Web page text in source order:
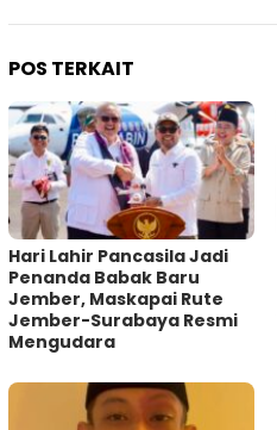
POS TERKAIT
Hari Lahir Pancasila Jadi
Penanda Babak Baru
Jember, Maskapai Rute
Jember-Surabaya Resmi
Mengudara